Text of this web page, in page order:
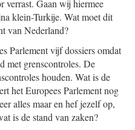
verrast. Gaan wij hiermee
klein-Turkije. Wat moet dit
van Nederland?
Parlement vijf dossiers omdat
met grenscontroles. De
houden. Wat is de
het Europees Parlement nog
alles maar en hef jezelf op,
is de stand van zaken?